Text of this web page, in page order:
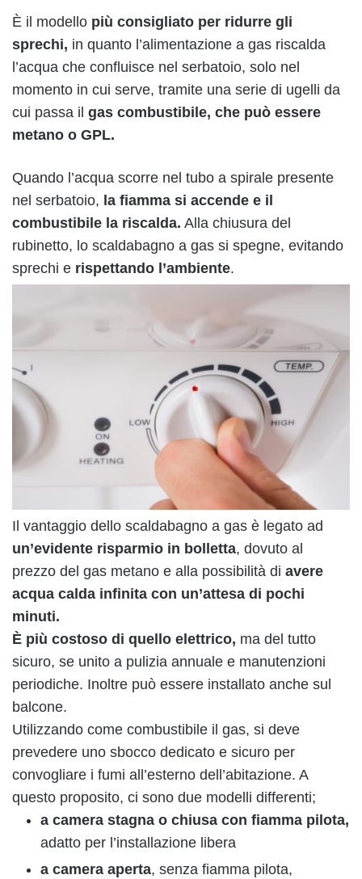
È il modello più consigliato per ridurre gli
sprechi, in quanto l’alimentazione a gas riscalda
l’acqua che confluisce nel serbatoio, solo nel
momento in cui serve, tramite una serie di ugelli da
cui passa il gas combustibile, che può essere
metano o GPL.
Quando l’acqua scorre nel tubo a spirale presente
nel serbatoio, la fiamma si accende e il
combustibile la riscalda. Alla chiusura del
rubinetto, lo scaldabagno a gas si spegne, evitando
sprechi e rispettando l’ambiente.
Il vantaggio dello scaldabagno a gas è legato ad
un’evidente risparmio in bolletta, dovuto al
prezzo del gas metano e alla possibilità di avere
acqua calda infinita con un’attesa di pochi
minuti.
È più costoso di quello elettrico, ma del tutto
sicuro, se unito a pulizia annuale e manutenzioni
periodiche. Inoltre può essere installato anche sul
balcone.
Utilizzando come combustibile il gas, si deve
prevedere uno sbocco dedicato e sicuro per
convogliare i fumi all’esterno dell’abitazione. A
questo proposito, ci sono due modelli differenti;
a camera stagna o chiusa con fiamma pilota,
adatto per l’installazione libera
a camera aperta, senza fiamma pilota,